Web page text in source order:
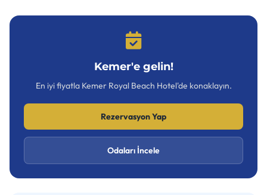
Kemer'e gelin!
En iyi fiyatla Kemer Royal Beach Hotel'de konaklayın.
Rezervasyon Yap
Odaları İncele